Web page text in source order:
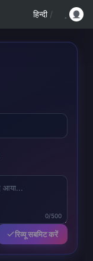
हिन्दी /
0/500
रिव्यू सबमिट करें